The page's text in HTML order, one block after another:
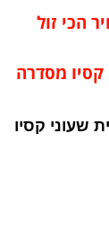
הכי זול
מסדרה
שעוני קסיו